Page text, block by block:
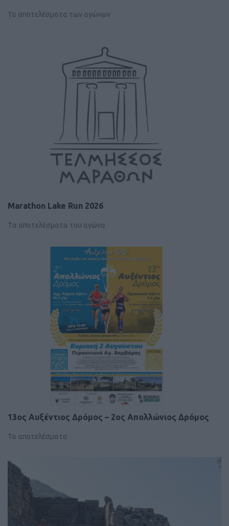
Τα αποτελέσματα των αγώνων
Μarathon Lake Run 2026
Tα αποτελέσματα του αγώνα
13ος Αυξέντιος Δρόμος – 2ος Απολλώνιος Δρόμος
Τα αποτελέσματα